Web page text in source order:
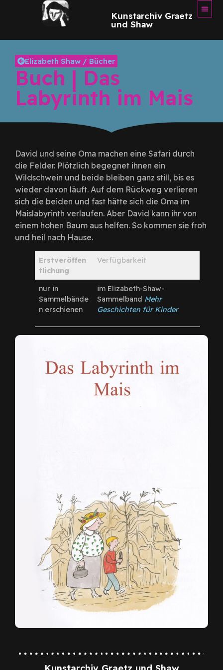
Kunstarchiv Graetz
und Shaw
Elizabeth Shaw / Bücher
Buch | Das
Labyrinth im Mais
David und seine Oma machen eine Safari durch
die Felder. Plötzlich begegnet ihnen ein
Wildschwein und beide bleiben ganz still, bis es
wieder davon läuft. Auf dem Rückweg verlieren
sich die beiden und fast hätte sich die Oma im
Maislabyrinth verlaufen. Aber David kann ihr von
einem hohen Baum aus helfen. So kommen sie froh
und heil nach Hause.
Erstveröffen
tlichung
Verfügbarkeit
nur in
Sammelbände
n erschienen
im Elizabeth-Shaw-
Sammelband Mehr
Geschichten für Kinder